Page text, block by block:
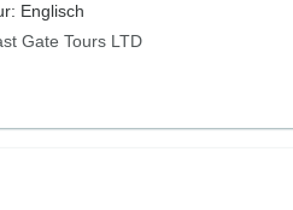
Englisch
Gate Tours LTD